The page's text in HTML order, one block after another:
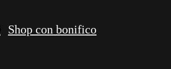
Shop con bonifico